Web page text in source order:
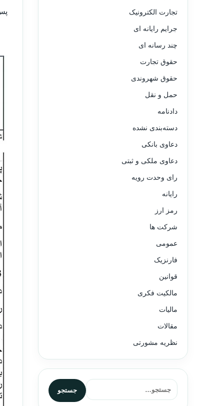
تجارت الکترونیک
جرایم رایانه ای
چند رسانه ای
حقوق تجارت
حقوق شهروندی
حمل و نقل
دادنامه
دسته‌بندی نشده
دعاوی بانکی
دعاوی ملکی و ثبتی
رای وحدت رویه
رایانه
رمز ارز
شرکت ها
عمومی
فارنزیک
قوانین
مالکیت فکری
مالیات
مقالات
نظریه مشورتی
جستجو برای:
جستجو